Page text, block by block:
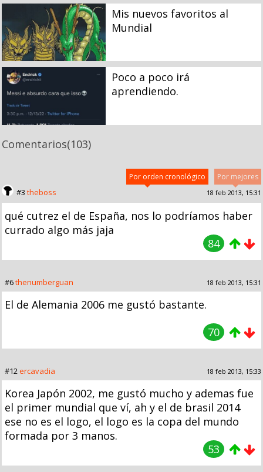
Mis nuevos favoritos al
Mundial
Poco a poco irá
aprendiendo.
Comentarios(103)
Por mejores
Por orden cronológico
#3 theboss 18 feb 2013, 15:31
qué cutrez el de España, nos lo podríamos haber
currado algo más jaja
84
#6thenumberguan 18 feb 2013, 15:31
El de Alemania 2006 me gustó bastante.
70
#12ercavadia 18 feb 2013, 15:33
Korea Japón 2002, me gustó mucho y ademas fue
el primer mundial que ví, ah y el de brasil 2014
ese no es el logo, el logo es la copa del mundo
formada por 3 manos.
53